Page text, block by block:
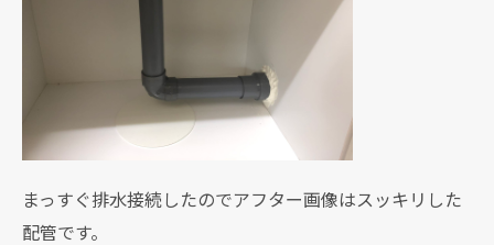
まっすぐ排水接続したのでアフター画像はスッキリした
配管です。